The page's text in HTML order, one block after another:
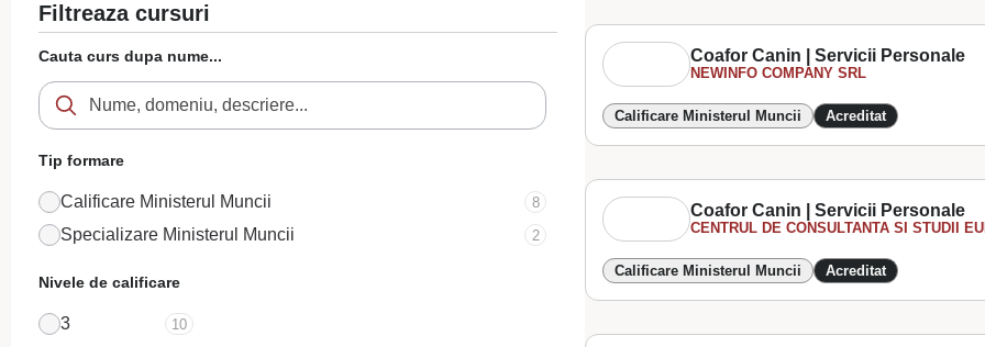
Filtreaza cursuri
Cauta curs dupa nume...
Tip formare
Calificare Ministerul Muncii 8
Specializare Ministerul Muncii 2
Nivele de calificare
3 10
Coafor Canin | Servicii Personale
NEWINFO COMPANY SRL
Calificare Ministerul Muncii Acreditat
Coafor Canin | Servicii Personale
CENTRUL DE CONSULTANTA SI STUDII
Calificare Ministerul Muncii Acreditat